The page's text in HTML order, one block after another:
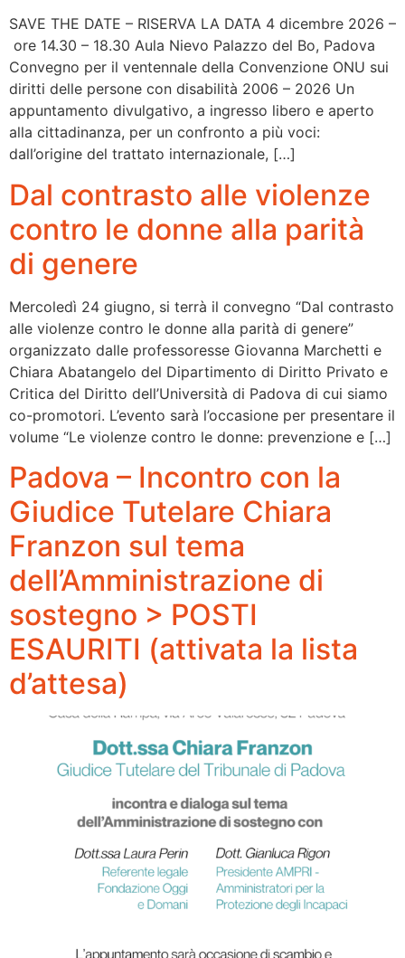
SAVE THE DATE – RISERVA LA DATA 4 dicembre 2026 –
ore 14.30 – 18.30 Aula Nievo Palazzo del Bo, Padova
Convegno per il ventennale della Convenzione ONU sui
diritti delle persone con disabilità 2006 – 2026 Un
appuntamento divulgativo, a ingresso libero e aperto
alla cittadinanza, per un confronto a più voci:
dall’origine del trattato internazionale, […]
Dal contrasto alle violenze
contro le donne alla parità
di genere
Mercoledì 24 giugno, si terrà il convegno “Dal contrasto
alle violenze contro le donne alla parità di genere”
organizzato dalle professoresse Giovanna Marchetti e
Chiara Abatangelo del Dipartimento di Diritto Privato e
Critica del Diritto dell’Università di Padova di cui siamo
co-promotori. L’evento sarà l’occasione per presentare il
volume “Le violenze contro le donne: prevenzione e […]
Padova – Incontro con la
Giudice Tutelare Chiara
Franzon sul tema
dell’Amministrazione di
sostegno > POSTI
ESAURITI (attivata la lista
d’attesa)